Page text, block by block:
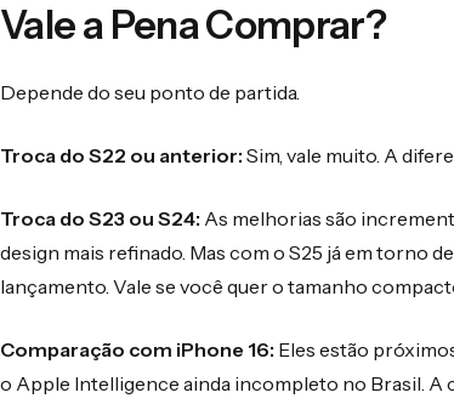
Vale a Pena Comprar?
Depende do seu ponto de partida.
Troca do S22 ou anterior: Sim, vale muito. A
Troca do S23 ou S24: As melhorias são
design mais refinado. Mas com o S25 já em torno
lançamento. Vale se você quer o tamanho
Comparação com iPhone 16: Eles estão
o Apple Intelligence ainda incompleto no Brasil. A